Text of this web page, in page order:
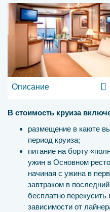
Описание
В стоимость круиза
размещение в каюте
период круиза;
питание на борту
ужин в Основном
начиная с ужина в
завтраком в
бесплатно
зависимости от